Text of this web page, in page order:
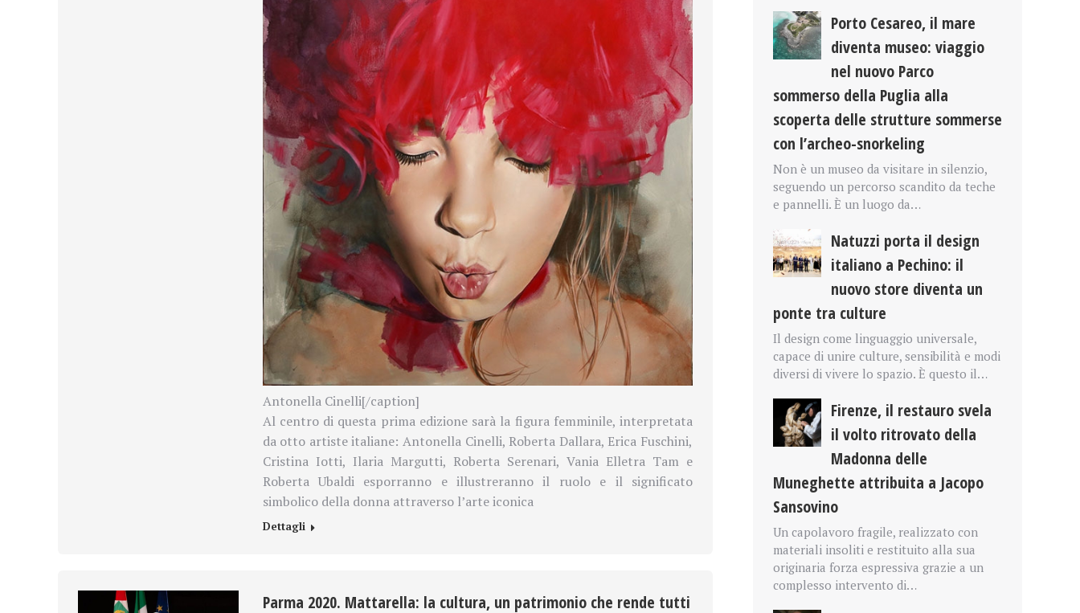
Antonella Cinelli[/caption]
Al centro di questa prima edizione sarà la figura femminile, interpretata
da otto artiste italiane: Antonella Cinelli, Roberta Dallara, Erica Fuschini,
Cristina Iotti, Ilaria Margutti, Roberta Serenari, Vania Elletra Tam e
Roberta Ubaldi esporranno e illustreranno il ruolo e il significato
simbolico della donna attraverso l’arte iconica
Dettagli
Parma 2020. Mattarella: la cultura, un patrimonio che rende tutti
Porto Cesareo, il mare
diventa museo: viaggio
nel nuovo Parco
sommerso della Puglia alla
scoperta delle strutture sommerse
con l’archeo-snorkeling
Non è un museo da visitare in silenzio,
seguendo un percorso scandito da teche
e pannelli. È un luogo da…
Natuzzi porta il design
italiano a Pechino: il
nuovo store diventa un
ponte tra culture
Il design come linguaggio universale,
capace di unire culture, sensibilità e modi
diversi di vivere lo spazio. È questo il…
Firenze, il restauro svela
il volto ritrovato della
Madonna delle
Muneghette attribuita a Jacopo
Sansovino
Un capolavoro fragile, realizzato con
materiali insoliti e restituito alla sua
originaria forza espressiva grazie a un
complesso intervento di…